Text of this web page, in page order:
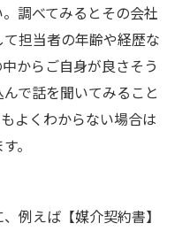
調べてみるとその会社
担当者の年齢や経歴な
からご自身が良さそう
で話を聞いてみること
よくわからない場合は
。
例えば【媒介契約書】